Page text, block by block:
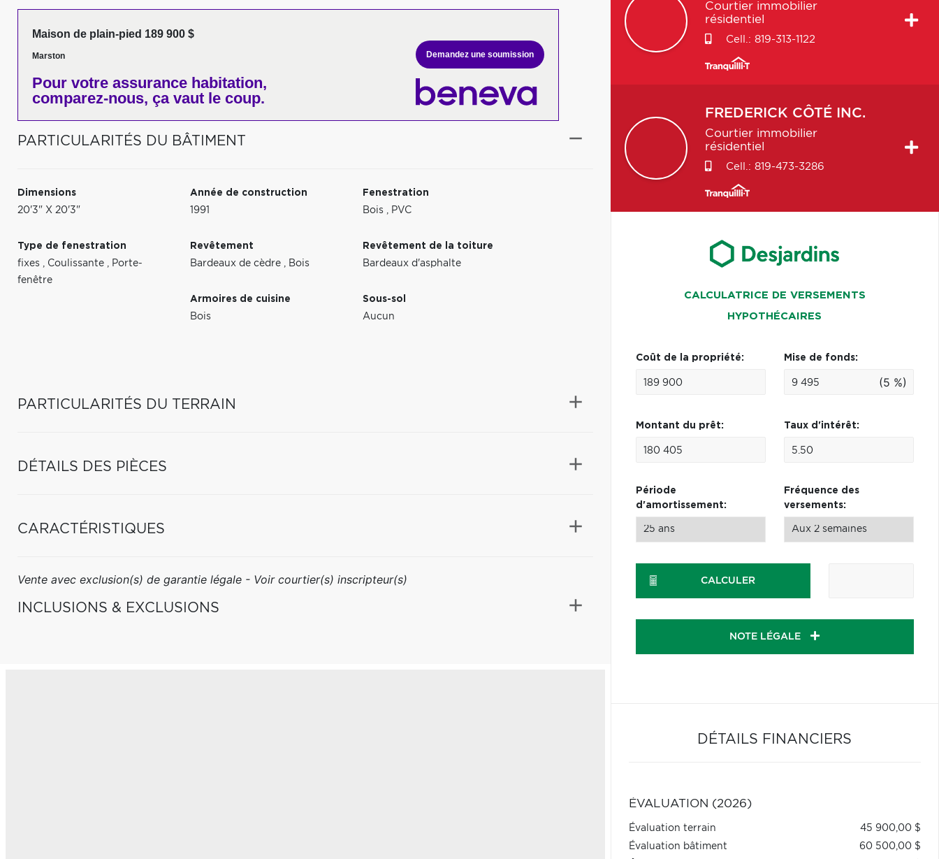
Maison de plain-pied 189 900 $
Marston
Pour votre assurance habitation,
comparez-nous, ça vaut le coup.
Demandez une soumission
PARTICULARITÉS DU BÂTIMENT
Dimensions
20'3" X 20'3"
Année de construction
1991
Fenestration
Bois , PVC
Type de fenestration
fixes , Coulissante , Porte-
fenêtre
Revêtement
Bardeaux de cèdre , Bois
Revêtement de la toiture
Bardeaux d'asphalte
Armoires de cuisine
Bois
Sous-sol
Aucun
PARTICULARITÉS DU TERRAIN
DÉTAILS DES PIÈCES
CARACTÉRISTIQUES
Vente avec exclusion(s) de garantie légale - Voir courtier(s) inscripteur(s)
INCLUSIONS & EXCLUSIONS
Courtier immobilier
résidentiel
Cell.: 819-313-1122
FREDERICK CÔTÉ INC.
Courtier immobilier
résidentiel
Cell.: 819-473-3286
CALCULATRICE DE VERSEMENTS
HYPOTHÉCAIRES
Coût de la propriété: Mise de fonds:
(5 %)
Montant du prêt: Taux d'intérêt:
Période
d'amortissement:
Fréquence des
versements:
CALCULER
NOTE LÉGALE
DÉTAILS FINANCIERS
ÉVALUATION (2026)
Évaluation terrain
45 900,00 $
Évaluation bâtiment
60 500,00 $